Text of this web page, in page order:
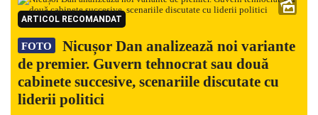
ARTICOL RECOMANDAT
FOTO
Nicușor Dan analizează noi variante
de premier. Guvern tehnocrat sau două
cabinete succesive, scenariile discutate cu
liderii politici